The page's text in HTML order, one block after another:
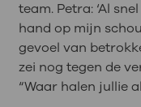
team. Petra: ‘Al
hand op mijn
gevoel van
zei nog tegen de
“Waar halen jullie